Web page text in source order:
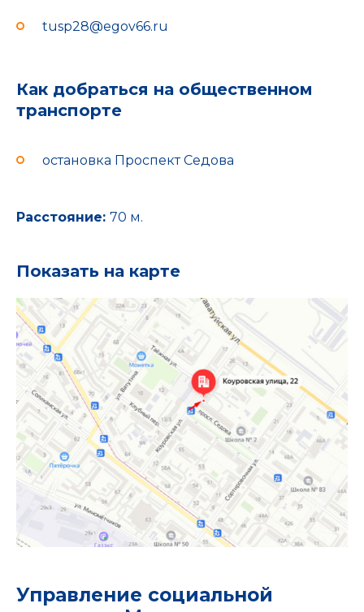
tusp28@egov66.ru
Как добраться на общественном
транспорте
остановка Проспект Седова
Расстояние: 70 м.
Показать на карте
Управление социальной